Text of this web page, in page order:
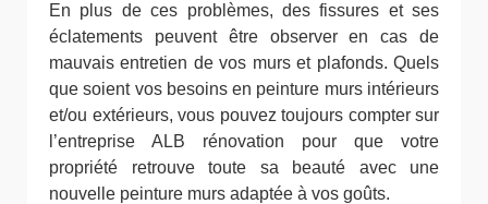
En plus de ces problèmes, des fissures et ses
éclatements peuvent être observer en cas de
mauvais entretien de vos murs et plafonds. Quels
que soient vos besoins en peinture murs intérieurs
et/ou extérieurs, vous pouvez toujours compter sur
l’entreprise ALB rénovation pour que votre
propriété retrouve toute sa beauté avec une
nouvelle peinture murs adaptée à vos goûts.